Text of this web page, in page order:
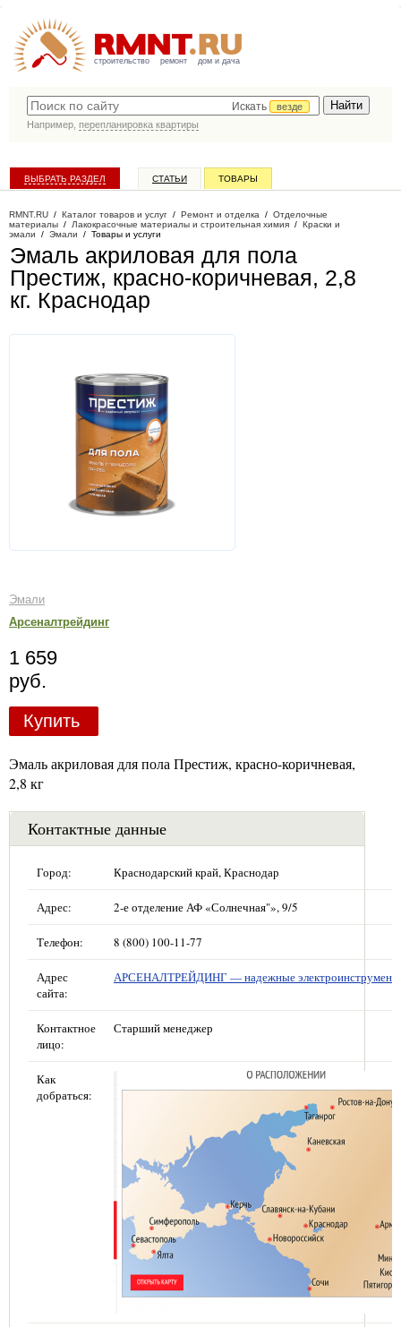
строительство ремонт дом и дача
Искать
везде
Например, перепланировка квартиры
ВЫБРАТЬ РАЗДЕЛ СТАТЬИ ТОВАРЫ
RMNT.RU / Каталог товаров и услуг / Ремонт и отделка / Отделочные
материалы / Лакокрасочные материалы и строительная химия / Краски и
эмали / Эмали / Товары и услуги
Эмаль акриловая для пола
Престиж, красно-коричневая, 2,8
кг. Краснодар
Эмали
Арсеналтрейдинг
1 659
руб.
Купить
Эмаль акриловая для пола Престиж, красно-коричневая,
2,8 кг
Контактные данные
Город: Краснодарский край, Краснодар
Адрес: 2-е отделение АФ «Солнечная"», 9/5
Телефон: 8 (800) 100-11-77
Адрес
сайта:
АРСЕНАЛТРЕЙДИНГ — надежные
Контактное
лицо:
Старший менеджер
Как
добраться: